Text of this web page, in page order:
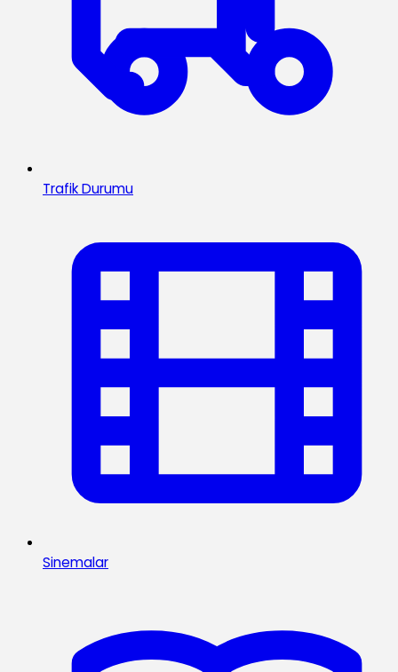
Trafik Durumu
Sinemalar